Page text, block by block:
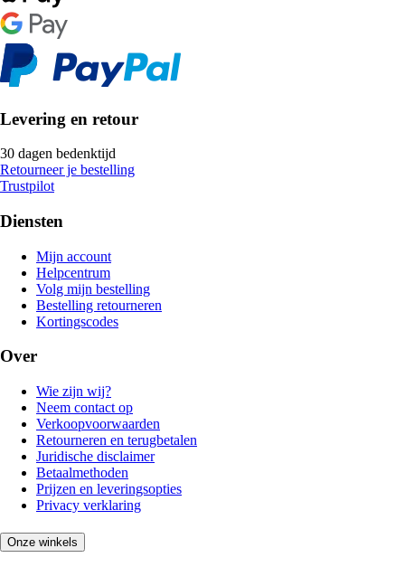
Levering en retour
30 dagen bedenktijd
Retourneer je bestelling
Trustpilot
Diensten
Mijn account
Helpcentrum
Volg mijn bestelling
Bestelling retourneren
Kortingscodes
Over
Wie zijn wij?
Neem contact op
Verkoopvoorwaarden
Retourneren en terugbetalen
Juridische disclaimer
Betaalmethoden
Prijzen en leveringsopties
Privacy verklaring
Onze winkels